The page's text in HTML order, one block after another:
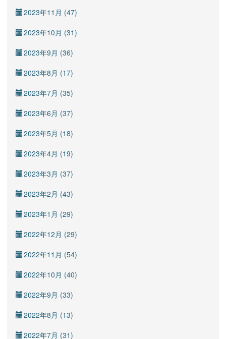
2023年11月 (47)
2023年10月 (31)
2023年9月 (36)
2023年8月 (17)
2023年7月 (35)
2023年6月 (37)
2023年5月 (18)
2023年4月 (19)
2023年3月 (37)
2023年2月 (43)
2023年1月 (29)
2022年12月 (29)
2022年11月 (54)
2022年10月 (40)
2022年9月 (33)
2022年8月 (13)
2022年7月 (31)